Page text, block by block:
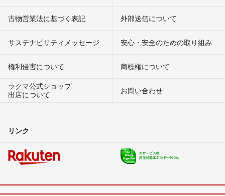
古物営業法に基づく表記 外部送信について
サステナビリティメッセージ 安心・安全のための取り組み
権利侵害について
商標権について
ラクマ公式ショップ
出店について
お問い合わせ
リンク